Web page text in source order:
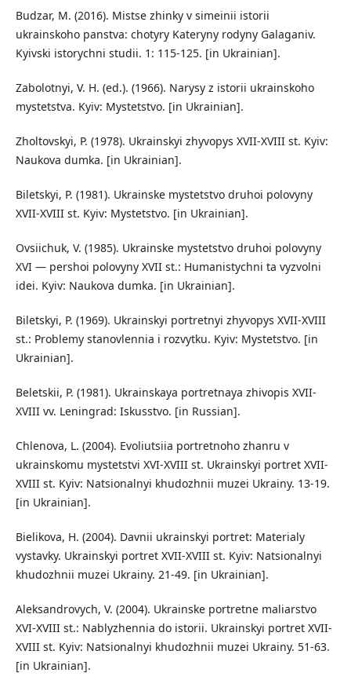
Budzar, M. (2016). Mistse zhinky v simeinii istorii
ukrainskoho panstva: chotyry Kateryny rodyny Galaganiv.
Kyivski istorychni studii. 1: 115-125. [in Ukrainian].
Zabolotnyi, V. H. (ed.). (1966). Narysy z istorii ukrainskoho
mystetstva. Kyiv: Mystetstvo. [in Ukrainian].
Zholtovskyi, P. (1978). Ukrainskyi zhyvopys XVII-XVIII st. Kyiv:
Naukova dumka. [in Ukrainian].
Biletskyi, P. (1981). Ukrainske mystetstvo druhoi polovyny
XVII-XVIII st. Kyiv: Mystetstvo. [in Ukrainian].
Ovsiichuk, V. (1985). Ukrainske mystetstvo druhoi polovyny
XVI — pershoi polovyny XVII st.: Humanistychni ta vyzvolni
idei. Kyiv: Naukova dumka. [in Ukrainian].
Biletskyi, P. (1969). Ukrainskyi portretnyi zhyvopys XVII-XVIII
st.: Problemy stanovlennia i rozvytku. Kyiv: Mystetstvo. [in
Ukrainian].
Beletskii, P. (1981). Ukrainskaya portretnaya zhivopis XVII-
XVIII vv. Leningrad: Iskusstvo. [in Russian].
Chlenova, L. (2004). Evoliutsiia portretnoho zhanru v
ukrainskomu mystetstvi XVI-XVIII st. Ukrainskyi portret XVII-
XVIII st. Kyiv: Natsionalnyi khudozhnii muzei Ukrainy. 13-19.
[in Ukrainian].
Bielikova, H. (2004). Davnii ukrainskyi portret: Materialy
vystavky. Ukrainskyi portret XVII-XVIII st. Kyiv: Natsionalnyi
khudozhnii muzei Ukrainy. 21-49. [in Ukrainian].
Aleksandrovych, V. (2004). Ukrainske portretne maliarstvo
XVI-XVIII st.: Nablyzhennia do istorii. Ukrainskyi portret XVII-
XVIII st. Kyiv: Natsionalnyi khudozhnii muzei Ukrainy. 51-63.
[in Ukrainian].